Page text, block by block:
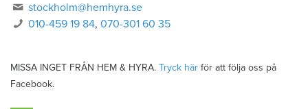
stockholm@hemhyra.se
010-459 19 84,070-301 60 35
MISSA INGET FRÅN HEM & HYRA. Tryck här för att följa oss på
Facebook.